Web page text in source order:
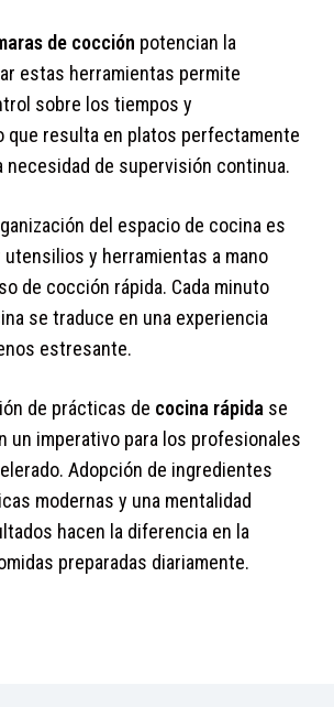
de cocción potencian la
estas herramientas permite
sobre los tiempos y
que resulta en platos perfectamente
necesidad de supervisión continua.
del espacio de cocina es
utensilios y herramientas a mano
de cocción rápida. Cada minuto
se traduce en una experiencia
estresante.
de prácticas de cocina rápida se
un imperativo para los profesionales
Adopción de ingredientes
modernas y una mentalidad
hacen la diferencia en la
preparadas diariamente.